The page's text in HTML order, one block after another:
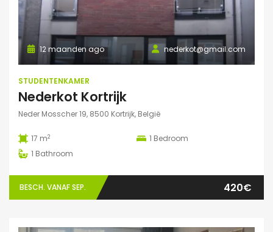
nederkot@gmail.com
12 maanden ago
STUDENTENKAMER
Nederkot Kortrijk
Neder Mosscher 19, 8500 Kortrijk, België
17 m2 1 Bedroom
1 Bathroom
BESCH. VANAF SEP. 420€